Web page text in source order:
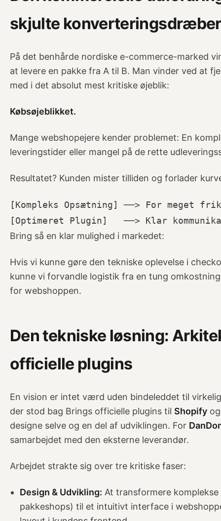
skjulte konverteringsdræber
På det benhårde nordiske e-commerce-marked
at levere en pakke fra A til B. Man vinder ved at
med i det absolut mest kritiske øjeblik:
Købsøjeblikket.
Mange webshopejere kender problemet: En
leveringstider eller mangel på de rette
Resultatet? Kunden mister tilliden og forlader
[Kompleks Opsætning] ──> For meget
Bring så en klar mulighed i markedet:
Hvis vi kunne gøre den tekniske oplevelse i
kunne vi forvandle logistik fra en tung
for webshoppen.
Den tekniske løsning:
officielle plugins
En vision er intet værd uden bindeleddet til
der stod bag Brings officielle plugins til Shopify
designe selve og en del af udviklingen. For
samarbejdet med den eksterne leverandør.
Arbejdet strakte sig over tre kritiske faser:
Design & Udvikling: At transformere
pakkeshops) til et intuitivt interface i